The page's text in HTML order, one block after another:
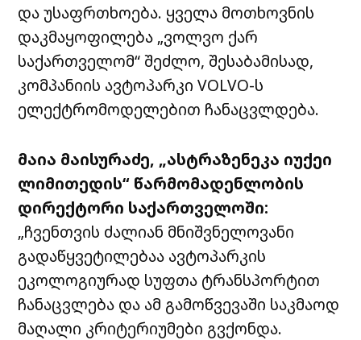
და უსაფრთხოება. ყველა მოთხოვნის
დაკმაყოფილება „ვოლვო ქარ
საქართველომ“ შეძლო, შესაბამისად,
კომპანიის ავტოპარკი VOLVO-ს
ელექტრომოდელებით ჩანაცვლდება.
მაია მაისურაძე, „ასტრაზენეკა იუქეი
ლიმითედის“ წარმომადენლობის
დირექტორი საქართველოში:
„ჩვენთვის ძალიან მნიშვნელოვანი
გადაწყვეტილებაა ავტოპარკის
ეკოლოგიურად სუფთა ტრანსპორტით
ჩანაცვლება და ამ გამოწვევაში საკმაოდ
მაღალი კრიტერიუმები გვქონდა.